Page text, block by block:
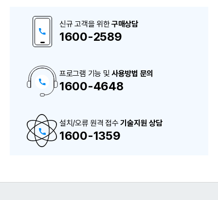
구
매
S
상
담
번
신규 고객을 위한구매상담
1600-2589
프로그램 기능 및 사용방법 문의
1600-4648
설치/오류 원격 접수기술지원 상담
1600-1359